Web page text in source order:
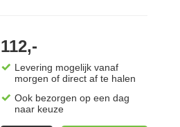
112,-
Levering mogelijk vanaf
morgen of direct af te halen
Ook bezorgen op een dag
naar keuze